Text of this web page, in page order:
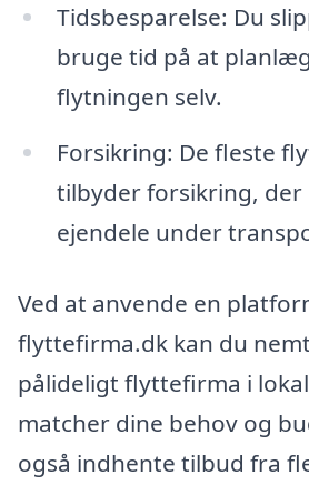
Tidsbesparelse: Du
bruge tid på at
flytningen selv.
Forsikring: De fleste
tilbyder forsikring, der
ejendele under
Ved at anvende en
flyttefirma.dk kan du
pålideligt flyttefirma i
matcher dine behov og
også indhente tilbud fra